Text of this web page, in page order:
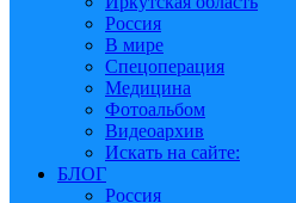
Россия
В мире
Спецоперация
Медицина
Фотоальбом
Видеоархив
Искать на сайте:
БЛОГ
Россия